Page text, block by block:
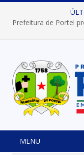
MENU